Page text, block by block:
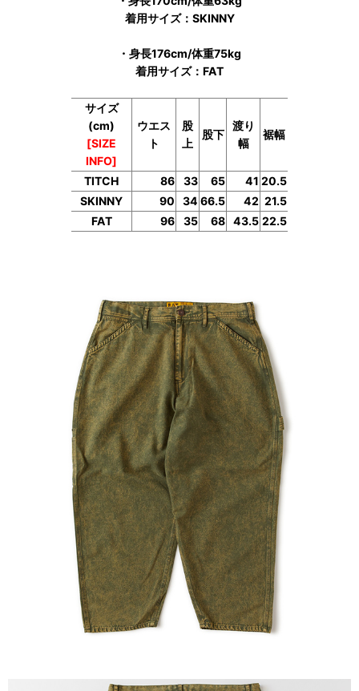
着用サイズ：SKINNY
・身長176cm/体重75kg
着用サイズ：FAT
サイズ
(cm)
[SIZE
INFO]
ウエス
ト
股
上
股下
渡り
幅
裾幅
TITCH 86 33 65 41 20.5
SKINNY
90 34 66.5 42 21.5
FAT
96 35 68 43.5 22.5